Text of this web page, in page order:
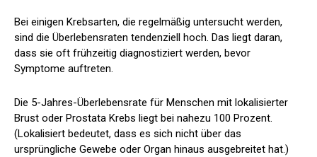
Bei einigen Krebsarten, die regelmäßig untersucht werden,
sind die Überlebensraten tendenziell hoch. Das liegt daran,
dass sie oft frühzeitig diagnostiziert werden, bevor
Symptome auftreten.
Die 5-Jahres-Überlebensrate für Menschen mit lokalisierter
Brust oder Prostata Krebs liegt bei nahezu 100 Prozent.
(Lokalisiert bedeutet, dass es sich nicht über das
ursprüngliche Gewebe oder Organ hinaus ausgebreitet hat.)